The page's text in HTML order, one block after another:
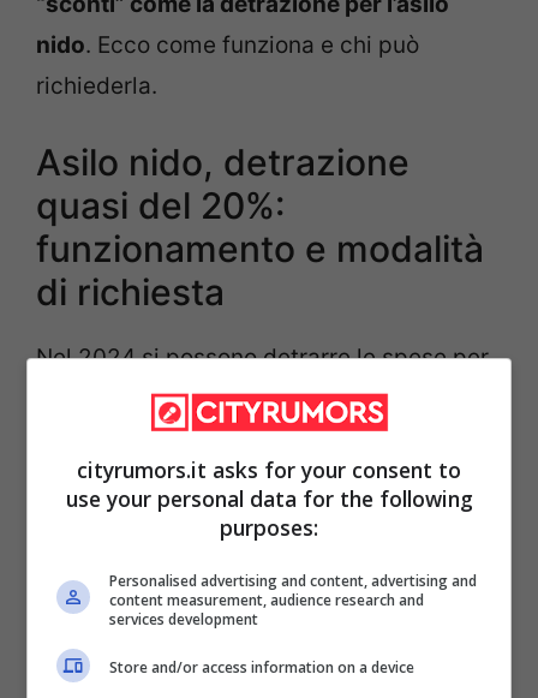
nido. Ecco come funziona e chi può
richiederla.
Asilo nido, detrazione
quasi del 20%:
funzionamento e modalità
di richiesta
Nel 2024 si possono detrarre le spese per
l’asilo nido sostenute nel 2023. Come
anticipato ladetrazione per l’asilo nido
può essere considerata uno “sconto”
sull’imposta IRPEF lordariconosciuto in
spese sostenute dai genitori per pagare le
rette dell’asilo nido.
cityrumors.it asks for your consent to
use your personal data for the following
purposes:
Personalised advertising and content, advertising and
content measurement, audience research and
services development
Store and/or access information on a device